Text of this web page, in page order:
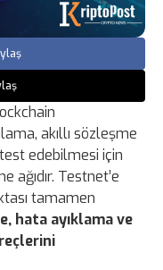
akıllı sözleşme
edebilmesi için
Testnet’e
tamamen
hata ayıklama ve